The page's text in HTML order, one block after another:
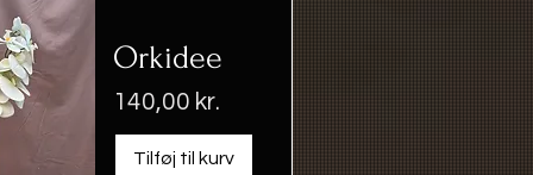
Orkidee
Pris
140,00 kr.
Tilføj til kurv